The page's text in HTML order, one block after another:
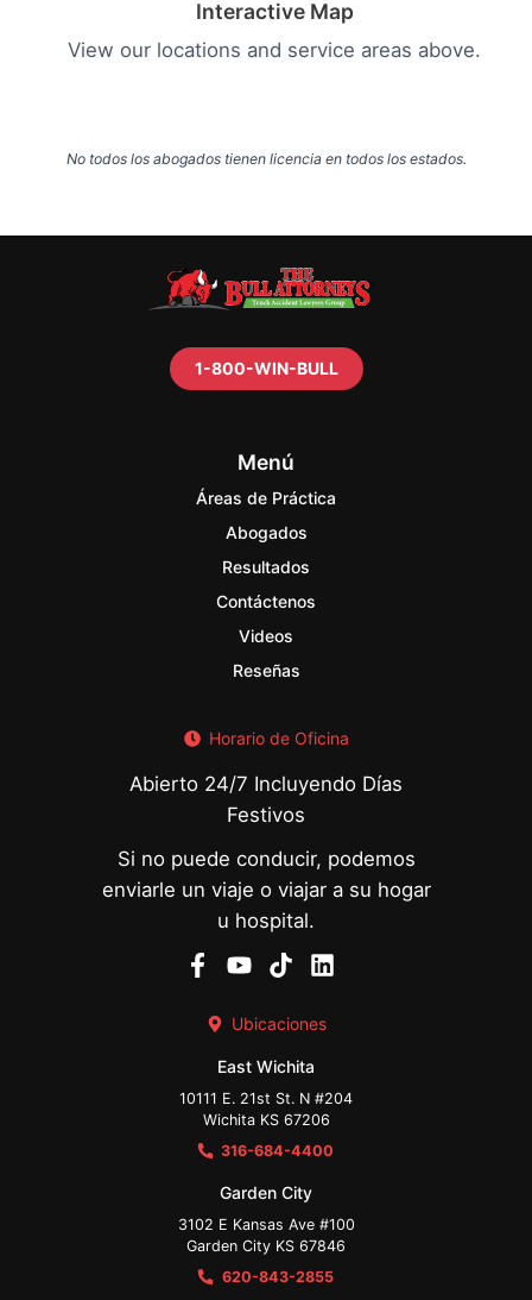
Interactive Map
View our locations and service areas above.
No todos los abogados tienen licencia en todos los estados.
1-800-WIN-BULL
Menú
Áreas de Práctica
Abogados
Resultados
Contáctenos
Videos
Reseñas
Horario de Oficina
Abierto 24/7 Incluyendo Días
Festivos
Si no puede conducir, podemos
enviarle un viaje o viajar a su hogar
u hospital.
Ubicaciones
East Wichita
10111 E. 21st St. N #204
Wichita KS 67206
316-684-4400
Garden City
3102 E Kansas Ave #100
Garden City KS 67846
620-843-2855